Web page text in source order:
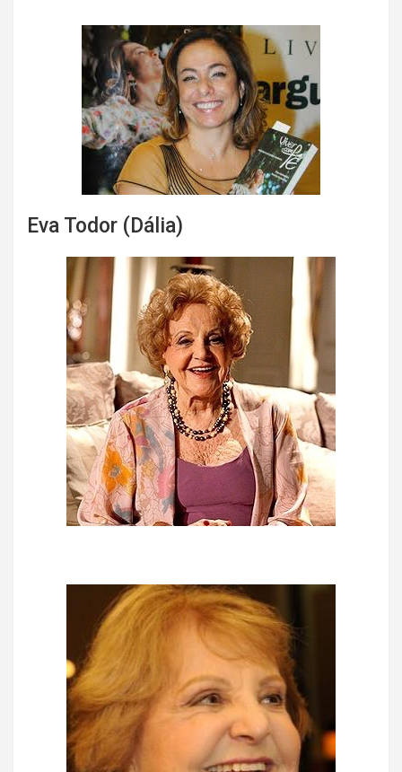
Eva Todor (Dália)